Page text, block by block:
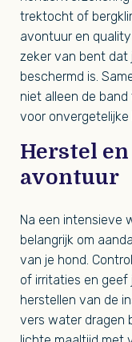
trektocht of
avontuur en
zeker van bent dat
beschermd is.
niet alleen de
voor
Herstel
avontuur
Na een intensieve
belangrijk om
van je hond.
of irritaties en geef
herstellen van de
vers water dragen